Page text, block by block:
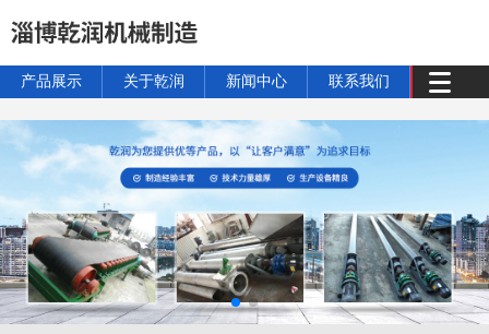
产品展示 关于乾润 新闻中心 联系我们